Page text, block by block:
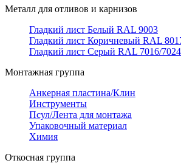
Металл для отливов и карнизов
Гладкий лист Белый RAL 9003
Гладкий лист Коричневый RAL
Гладкий лист Серый RAL 7016/7024
Монтажная группа
Анкерная пластина/Клин
Инструменты
Псул/Лента для монтажа
Упаковочный материал
Химия
Откосная группа